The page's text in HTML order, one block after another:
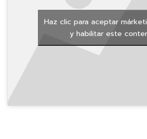
Haz clic para aceptar
y habilitar este